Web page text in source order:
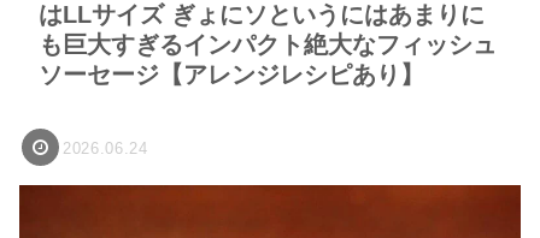
はLLサイズ ぎょにソというにはあまりに
も巨大すぎるインパクト絶大なフィッシュ
ソーセージ【アレンジレシピあり】
2026.06.24